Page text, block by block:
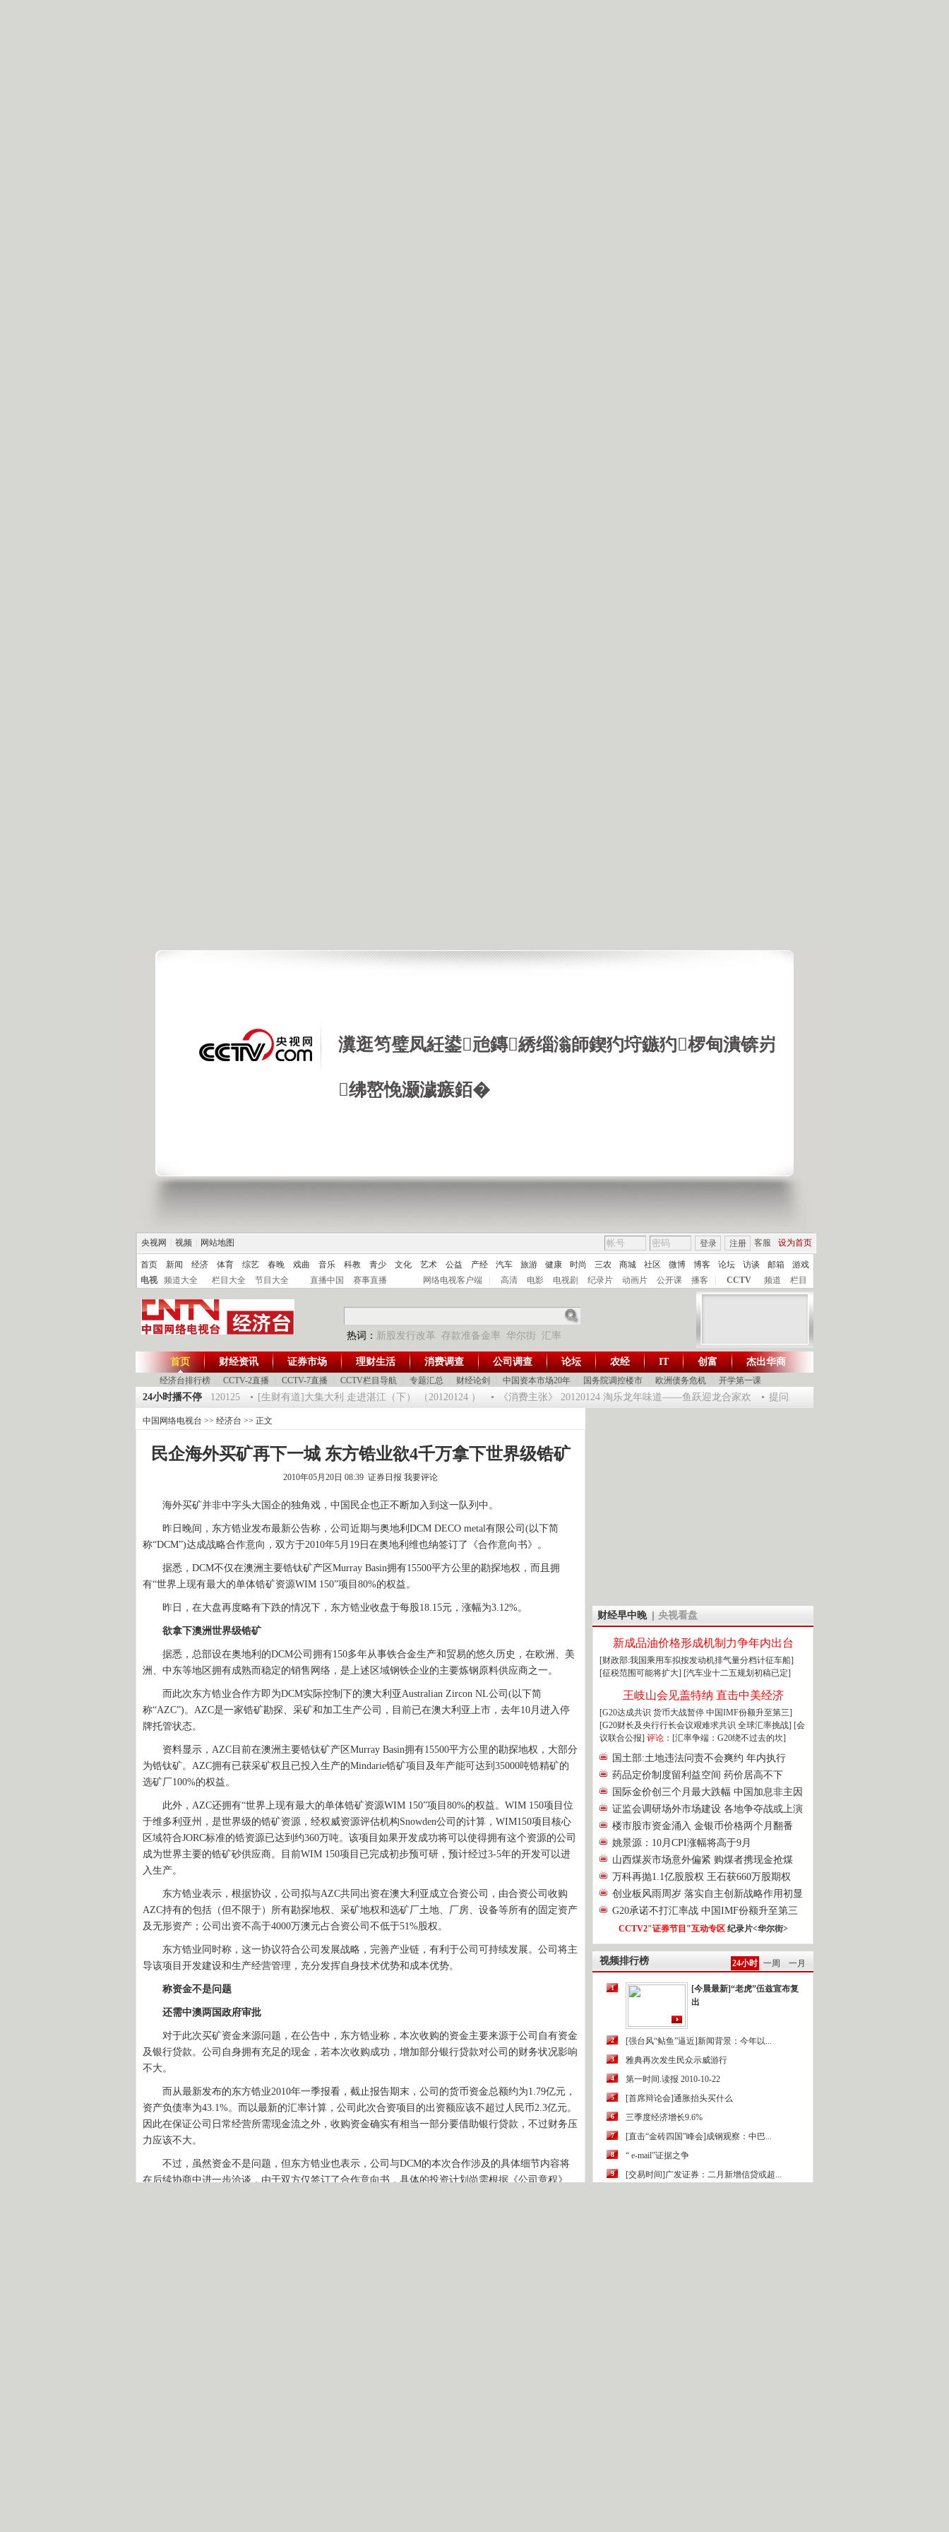
瀵逛笉璧凤紝鍙兘鏄綉缁滃師鍥犳垨鏃犳椤甸潰锛岃
绋嶅悗灏濊瘯銆�
央视网 视频 网站地图 客服 设为首页
登录 注册
首页 新闻 经济 体育 综艺 春晚 戏曲 音乐 科教 青少 文化 艺术 公益 产经 汽车 旅游 健康 时尚 三农 商城 社区 微博 博客 论坛 访谈 邮箱
游戏
电视
频道大全 栏目大全 节目大全 直播中国 赛事直播 网络电视客户端 高清 电影 电视剧 纪录片 动画片 公开课 播客 CCTV 频道 栏目
热词： 新股发行改革 存款准备金率 华尔街 汇率
财智生活 一键通达
首页
经济台排行榜 CCTV-2直播 CCTV-7直播 CCTV栏目导航 专题汇总 财经论剑 中国资本市场20年 国务院调控楼市 欧洲债务危机 开学第一课
财经资讯 证券市场 理财生活 消费调查 公司调查 论坛 农经 IT 创富 杰出华商
24小时播不停
《第一时间》 20120125 [生财有道]大集大利 走进湛江（下） （20120124 ） 《消费主张》 20120124 淘乐龙年味道——鱼跃迎龙合家欢 提问2012：机遇与悬念共存
中国网络电视台 >> 经济台 >> 正文
民企海外买矿再下一城 东方锆业欲4千万拿下世界级锆矿
2010年05月20日 08:39 证券日报 我要评论
海外买矿并非中字头大国企的独角戏，中国民企也正不断加入到这一队列中。
昨日晚间，东方锆业发布最新公告称，公司近期与奥地利DCM DECO metal有限公司(以下简
称“DCM”)达成战略合作意向，双方于2010年5月19日在奥地利维也纳签订了《合作意向书》。
据悉，DCM不仅在澳洲主要锆钛矿产区Murray Basin拥有15500平方公里的勘探地权，而且拥
有“世界上现有最大的单体锆矿资源WIM 150”项目80%的权益。
昨日，在大盘再度略有下跌的情况下，东方锆业收盘于每股18.15元，涨幅为3.12%。
欲拿下澳洲世界级锆矿
据悉，总部设在奥地利的DCM公司拥有150多年从事铁合金生产和贸易的悠久历史，在欧洲、美
洲、中东等地区拥有成熟而稳定的销售网络，是上述区域钢铁企业的主要炼钢原料供应商之一。
而此次东方锆业合作方即为DCM实际控制下的澳大利亚Australian Zircon NL公司(以下简
称“AZC”)。AZC是一家锆矿勘探、采矿和加工生产公司，目前已在澳大利亚上市，去年10月进入停
牌托管状态。
资料显示，AZC目前在澳洲主要锆钛矿产区Murray Basin拥有15500平方公里的勘探地权，大部分
为锆钛矿。AZC拥有已获采矿权且已投入生产的Mindarie锆矿项目及年产能可达到35000吨锆精矿的
选矿厂100%的权益。
此外，AZC还拥有“世界上现有最大的单体锆矿资源WIM 150”项目80%的权益。WIM 150项目位
于维多利亚州，是世界级的锆矿资源，经权威资源评估机构Snowden公司的计算，WIM150项目核心
区域符合JORC标准的锆资源已达到约360万吨。该项目如果开发成功将可以使得拥有这个资源的公司
成为世界主要的锆矿砂供应商。目前WIM 150项目已完成初步预可研，预计经过3-5年的开发可以进
入生产。
东方锆业表示，根据协议，公司拟与AZC共同出资在澳大利亚成立合资公司，由合资公司收购
AZC持有的包括（但不限于）所有勘探地权、采矿地权和选矿厂土地、厂房、设备等所有的固定资产
及无形资产；公司出资不高于4000万澳元占合资公司不低于51%股权。
东方锆业同时称，这一协议符合公司发展战略，完善产业链，有利于公司可持续发展。公司将主
导该项目开发建设和生产经营管理，充分发挥自身技术优势和成本优势。
称资金不是问题
还需中澳两国政府审批
对于此次买矿资金来源问题，在公告中，东方锆业称，本次收购的资金主要来源于公司自有资金
及银行贷款。公司自身拥有充足的现金，若本次收购成功，增加部分银行贷款对公司的财务状况影响
不大。
而从最新发布的东方锆业2010年一季报看，截止报告期末，公司的货币资金总额约为1.79亿元，
资产负债率为43.1%。而以最新的汇率计算，公司此次合资项目的出资额应该不超过人民币2.3亿元。
因此在保证公司日常经营所需现金流之外，收购资金确实有相当一部分要借助银行贷款，不过财务压
力应该不大。
不过，虽然资金不是问题，但东方锆业也表示，公司与DCM的本次合作涉及的具体细节内容将
在后续协商中进一步洽谈，由于双方仅签订了合作意向书，具体的投资计划尚需根据《公司章程》、
财经早中晚 央视看盘
新成品油价格形成机制力争年内出台
[财政部:我国乘用车拟按发动机排气量分档计征车船]
[征税范围可能将扩大] [汽车业十二五规划初稿已定]
王岐山会见盖特纳 直击中美经济
[G20达成共识 货币大战暂停 中国IMF份额升至第三]
[G20财长及央行行长会议艰难求共识 全球汇率挑战] [会
议联合公报] 评论： [汇率争端：G20绕不过去的坎]
国土部:土地违法问责不会爽约 年内执行
药品定价制度留利益空间 药价居高不下
国际金价创三个月最大跌幅 中国加息非主因
证监会调研场外市场建设 各地争夺战或上演
楼市股市资金涌入 金银币价格两个月翻番
姚景源：10月CPI涨幅将高于9月
山西煤炭市场意外偏紧 购煤者携现金抢煤
万科再抛1.1亿股股权 王石获660万股期权
创业板风雨周岁 落实自主创新战略作用初显
G20承诺不打汇率战 中国IMF份额升至第三
CCTV2"证券节目"互动专区 纪录片<华尔街>
视频排行榜 24小时 一周 一月
1
[今晨最新]“老虎”伍兹宣布复
出
2 [强台风“鲇鱼”逼近]新闻背景：今年以...
3 雅典再次发生民众示威游行
4 第一时间.读报 2010-10-22
5 [首席辩论会]通胀抬头买什么
6 三季度经济增长9.6%
7 [直击“金砖四国”峰会]成钢观察：中巴...
8 “ e-mail”证据之争
9 [交易时间]广发证券：二月新增信贷或超...